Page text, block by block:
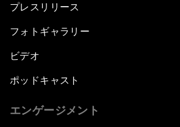
プレスリリース
フォトギャラリー
ビデオ
ポッドキャスト
エンゲージメント